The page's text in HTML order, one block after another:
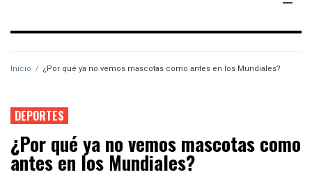
Inicio / ¿Por qué ya no vemos mascotas como antes en los Mundiales?
DEPORTES
¿Por qué ya no vemos mascotas como
antes en los Mundiales?